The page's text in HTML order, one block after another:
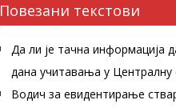
Повезани текстови
Да ли је тачна информација
дана учитавања у Централну
Водич за евидентирање